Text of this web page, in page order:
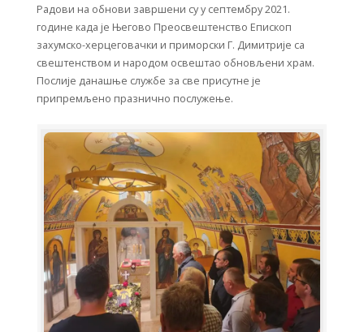
Радови на обнови завршени су у септембру 2021.
године када је Његово Преосвештенство Епископ
захумско-херцеговачки и приморски Г. Димитрије са
свештенством и народом освештао обновљени храм.
Послије данашње службе за све присутне је
припремљено празнично послужење.